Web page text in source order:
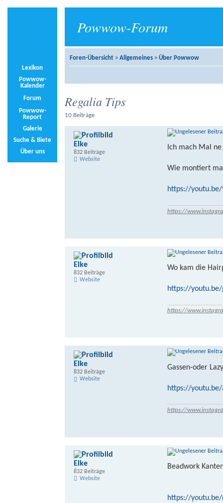
Powwow-Forum
Lexikon
Powwow-
Kalender
Forum
Powwow-
Report
Galerie
Suche & Biete
Über uns
Foren-Übersicht > Allgemeines > Über Powwow
Regalia Tips
10 Beiträge
Ich mach Mal
Wie montiert
https://youtu.be/
https://
Elke
832 Beiträge
Website
Wo kam die
https://youtu.be/
https://
Elke
832 Beiträge
Website
Gassen-oder
https://youtu.be/
https://
Elke
832 Beiträge
Website
Beadwork
https://youtu.be/
Elke
832 Beiträge
Website